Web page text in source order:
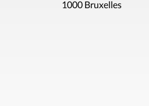
1000 Bruxelles